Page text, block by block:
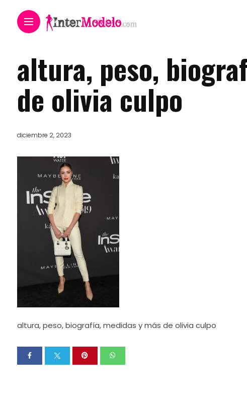
altura, peso,
de olivia culpo
diciembre 2, 2023
altura, peso, biografía, medidas y más de olivia culpo